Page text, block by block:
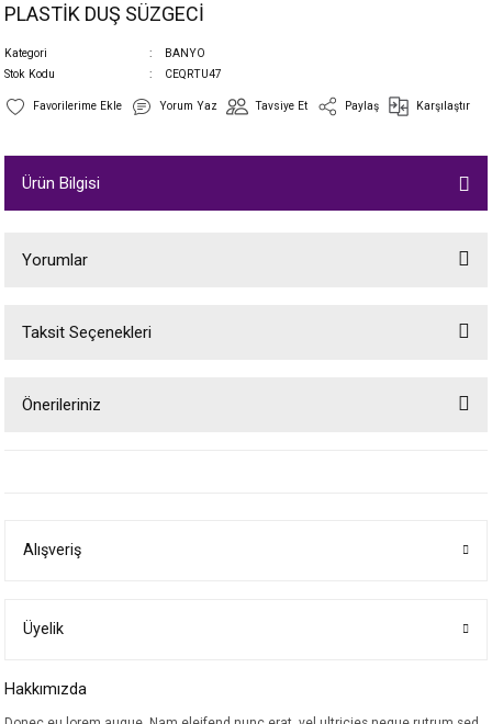
PLASTİK DUŞ SÜZGECİ
Kategori
BANYO
Stok Kodu
CEQRTU47
Yorum Yaz Tavsiye Et Paylaş Karşılaştır
Ürün Bilgisi
Yorumlar
Taksit Seçenekleri
Önerileriniz
Ürün bilgilerinde hatalar bulunuyor.
Bu ürüne benzer farklı alternatifler olmalı.
Alışveriş
Üyelik
Hakkımızda